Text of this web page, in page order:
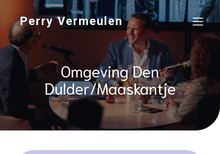
Perry Vermeulen
Omgeving Den
Dulder/Maaskantje